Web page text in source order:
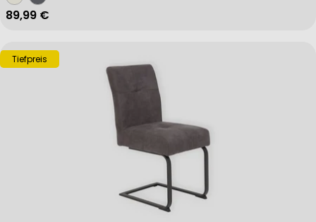
Regulärer Preis
89,99 €
Tiefpreis